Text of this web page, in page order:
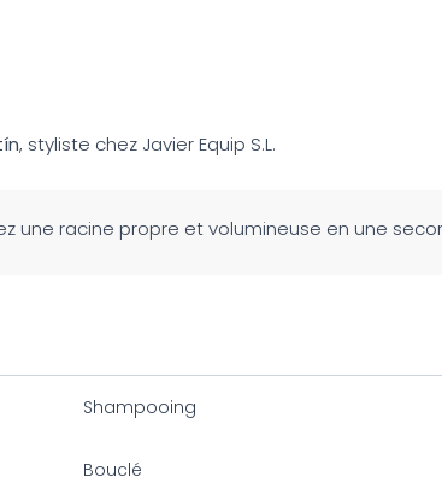
, styliste chez Javier Equip S.L.
une racine propre et volumineuse en une
Shampooing
Bouclé